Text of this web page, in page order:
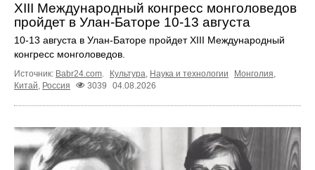
XIII Международный конгресс монголоведов
пройдет в Улан-Баторе 10-13 августа
10-13 августа в Улан-Баторе пройдет XIII Международный
конгресс монголоведов.
Источник: Babr24.com. Культура, Наука и технологии Монголия,
Китай, Россия 3039 04.08.2026